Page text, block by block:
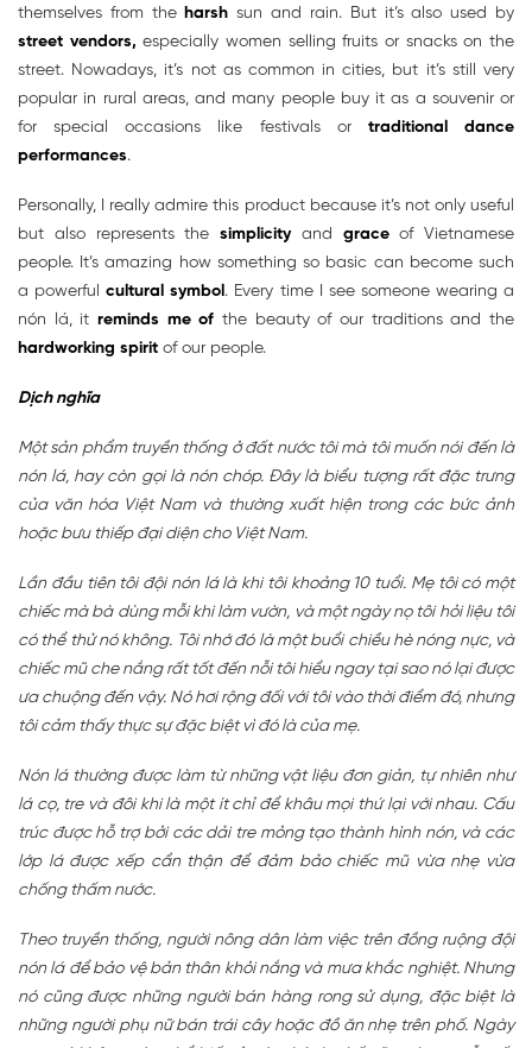
themselves from the harsh sun and rain. But it’s also used by
street vendors, especially women selling fruits or snacks on the
street. Nowadays, it’s not as common in cities, but it’s still very
popular in rural areas, and many people buy it as a souvenir or
for special occasions like festivals or traditional dance
performances.
Personally, I really admire this product because it’s not only useful
but also represents the simplicityand graceof Vietnamese
people. It’s amazing how something so basic can become such
a powerfulcultural symbol . Every time I see someone wearing a
nón lá, it reminds me of the beauty of our traditions and the
hardworking spirit of our people.
Dịch nghĩa
Một sản phẩm truyền thống ở đất nước tôi mà tôi muốn nói đến là
nón lá, hay còn gọi là nón chóp. Đây là biểu tượng rất đặc trưng
của văn hóa Việt Nam và thường xuất hiện trong các bức ảnh
hoặc bưu thiếp đại diện cho Việt Nam.
Lần đầu tiên tôi đội nón lá là khi tôi khoảng 10 tuổi. Mẹ tôi có một
chiếc mà bà dùng mỗi khi làm vườn, và một ngày nọ tôi hỏi liệu tôi
có thể thử nó không. Tôi nhớ đó là một buổi chiều hè nóng nực, và
chiếc mũ che nắng rất tốt đến nỗi tôi hiểu ngay tại sao nó lại được
ưa chuộng đến vậy. Nó hơi rộng đối với tôi vào thời điểm đó, nhưng
tôi cảm thấy thực sự đặc biệt vì đó là của mẹ.
Nón lá thường được làm từ những vật liệu đơn giản, tự nhiên như
lá cọ, tre và đôi khi là một ít chỉ để khâu mọi thứ lại với nhau. Cấu
trúc được hỗ trợ bởi các dải tre mỏng tạo thành hình nón, và các
lớp lá được xếp cẩn thận để đảm bảo chiếc mũ vừa nhẹ vừa
chống thấm nước.
Theo truyền thống, người nông dân làm việc trên đồng ruộng đội
nón lá để bảo vệ bản thân khỏi nắng và mưa khắc nghiệt. Nhưng
nó cũng được những người bán hàng rong sử dụng, đặc biệt là
những người phụ nữ bán trái cây hoặc đồ ăn nhẹ trên phố. Ngày